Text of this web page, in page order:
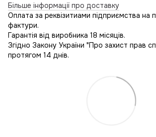
Більше інформації про доставку
Оплата за реквізитиами підприємства на
фактури.
Гарантія від виробника 18 місяців.
Згідно Закону України "Про захист прав
протягом 14 днів.